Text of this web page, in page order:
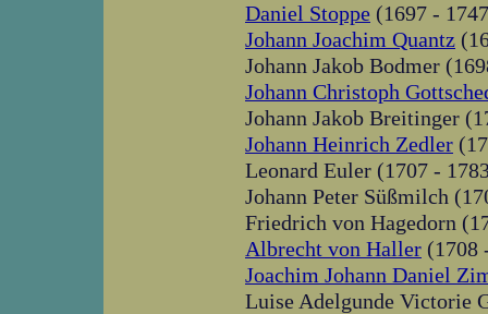
Daniel Stoppe (1697 -
Johann Joachim Quantz
Johann Jakob Bodmer
Johann Christoph
Johann Jakob Breitinger
Johann Heinrich Zedler
Leonard Euler (1707 -
Johann Peter Süßmilch
Friedrich von Hagedorn
Albrecht von Haller (1708
Joachim Johann Daniel
Luise Adelgunde Victorie